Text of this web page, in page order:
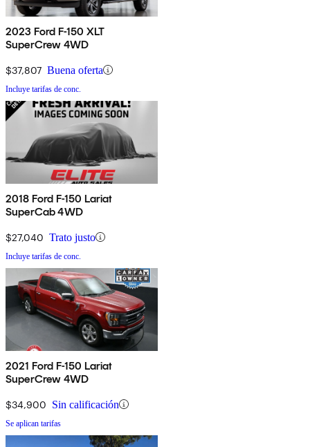
2023 Ford F-150 XLT
SuperCrew 4WD
$37,807 Buena oferta
Incluye tarifas de conc.
2018 Ford F-150 Lariat
SuperCab 4WD
$27,040 Trato justo
Incluye tarifas de conc.
2021 Ford F-150 Lariat
SuperCrew 4WD
$34,900 Sin calificación
Se aplican tarifas